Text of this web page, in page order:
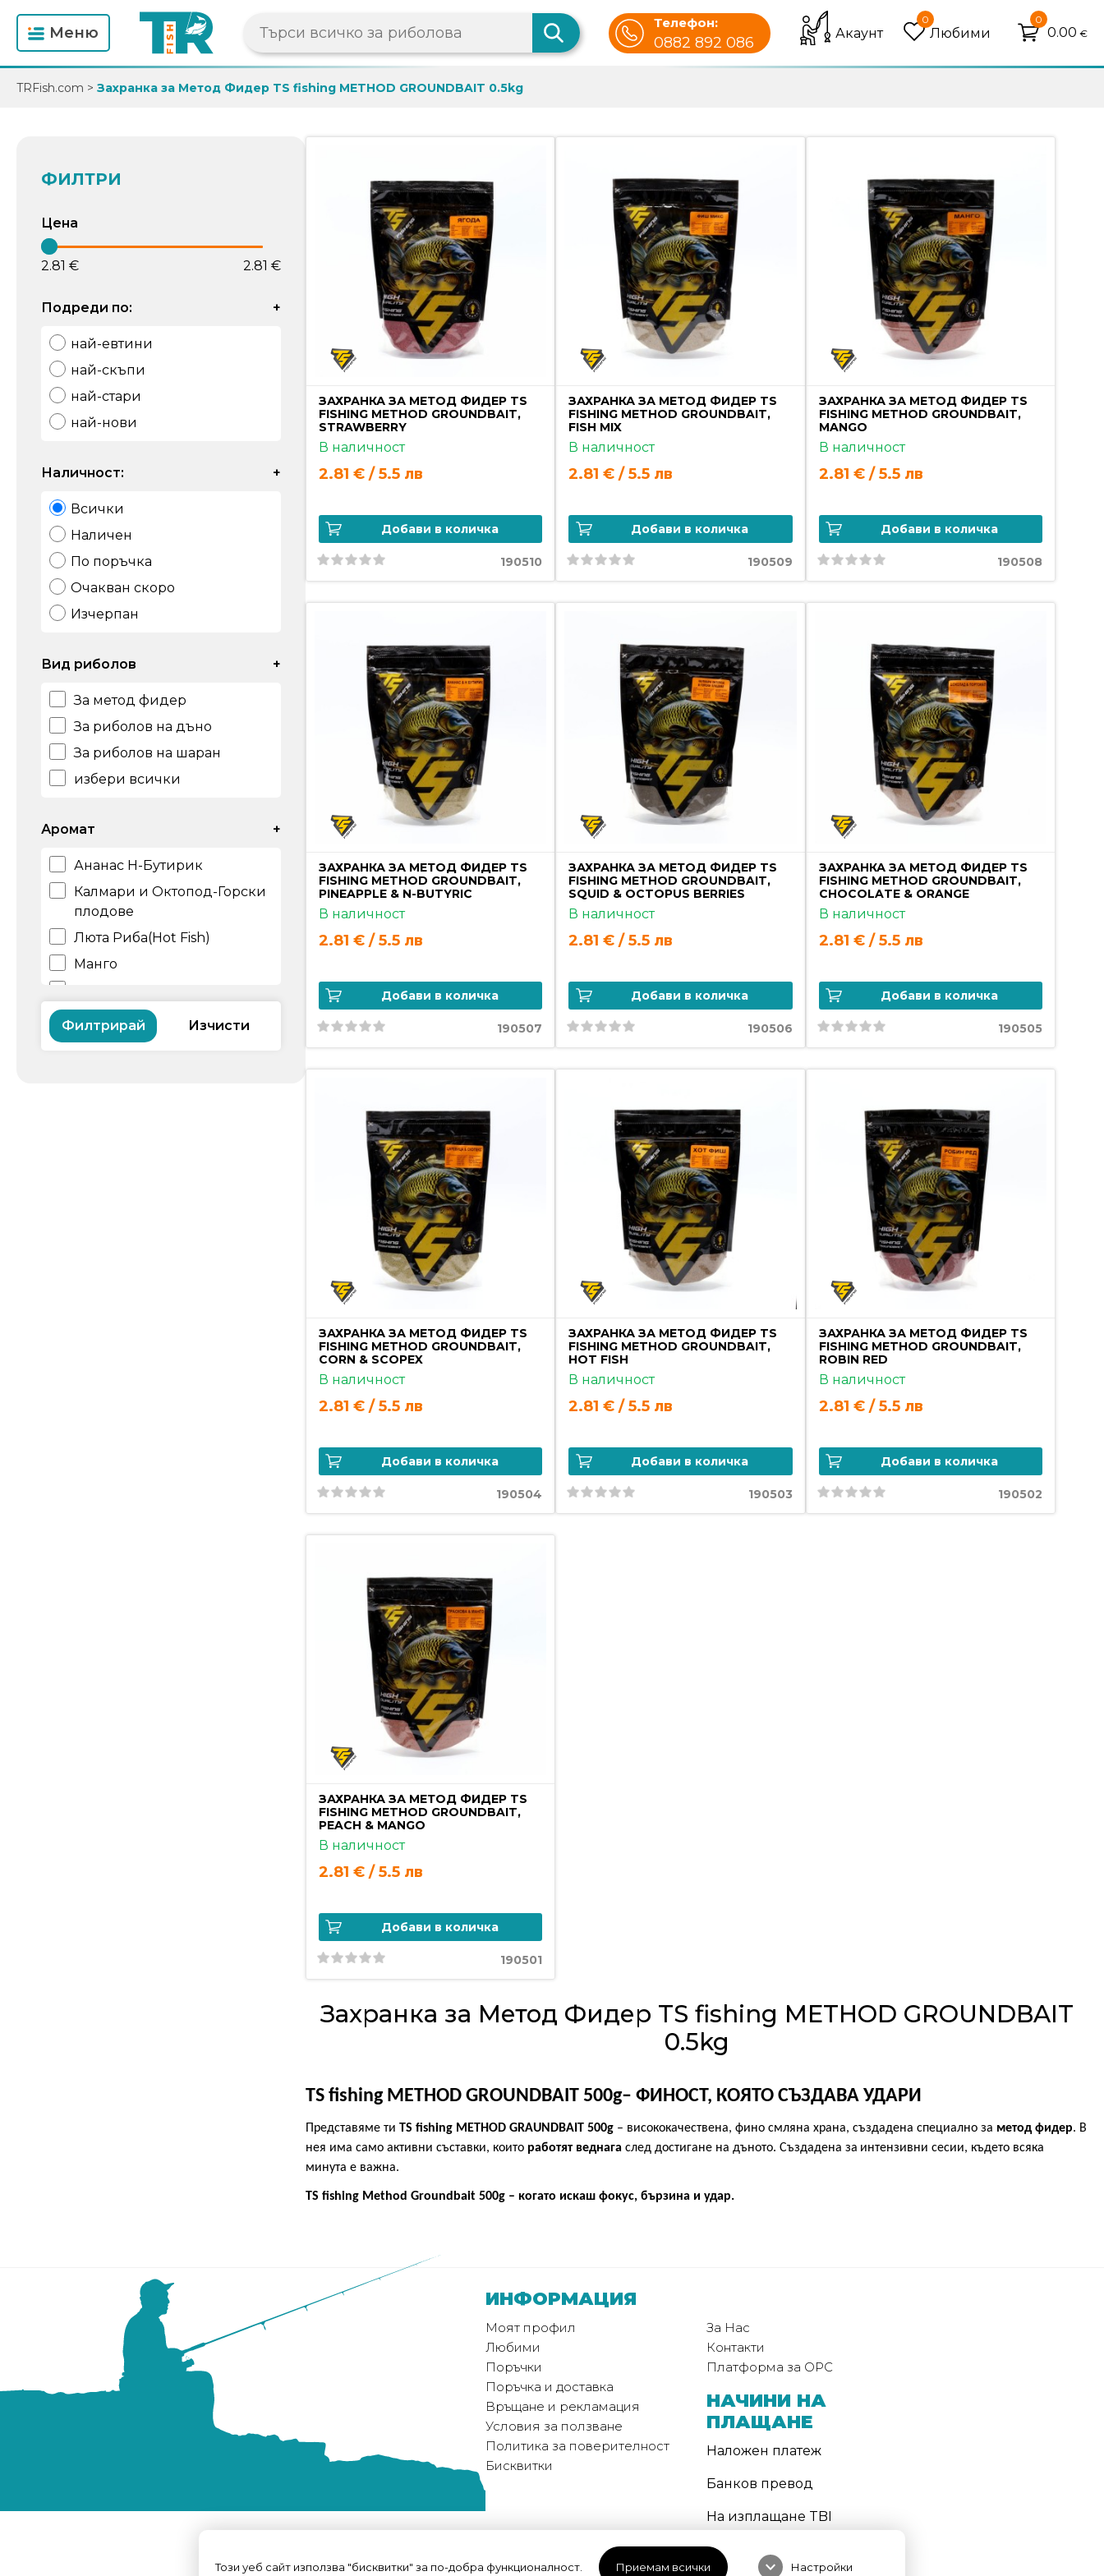
Този уеб сайт използва "бисквитки" за по-добра функционалност. Приемам всички expand_more Настройки
Mеню
Телефон:
0882 892 086
Акаунт
0
Любими
0
0.00 €
TRFish.com > Захранка за Метод Фидер TS fishing METHOD GROUNDBAIT 0.5kg
ФИЛТРИ
Цена
2.81 € 2.81 €
Подреди по: +
най-евтини
най-скъпи
най-стари
най-нови
Наличност: +
Всички
Наличен
По поръчка
Очакван скоро
Изчерпан
Вид риболов +
За метод фидер
За риболов на дъно
За риболов на шаран
избери всички
Аромат +
Ананас Н-Бутирик
Калмари и Октопод-Горски
плодове
Люта Риба(Hot Fish)
Манго
Рибен Микс(Fish Mix)
Робин Ред
Филтрирай
ЗАХРАНКА ЗА МЕТОД ФИДЕР TS
FISHING METHOD GROUNDBAIT,
STRAWBERRY
В наличност
2.81 € / 5.5 лв
Добави в количка
190510
ЗАХРАНКА ЗА МЕТОД ФИДЕР TS
FISHING METHOD GROUNDBAIT,
FISH MIX
В наличност
2.81 € / 5.5 лв
Добави в количка
190509
ЗАХРАНКА ЗА МЕТОД ФИДЕР TS
FISHING METHOD GROUNDBAIT,
MANGO
В наличност
2.81 € / 5.5 лв
Добави в количка
190508
ЗАХРАНКА ЗА МЕТОД ФИДЕР TS
FISHING METHOD GROUNDBAIT,
PINEAPPLE & N-BUTYRIC
В наличност
2.81 € / 5.5 лв
Добави в количка
190507
ЗАХРАНКА ЗА МЕТОД ФИДЕР TS
FISHING METHOD GROUNDBAIT,
SQUID & OCTOPUS BERRIES
В наличност
2.81 € / 5.5 лв
Добави в количка
190506
ЗАХРАНКА ЗА МЕТОД ФИДЕР TS
FISHING METHOD GROUNDBAIT,
CHOCOLATE & ORANGE
В наличност
2.81 € / 5.5 лв
Добави в количка
190505
ЗАХРАНКА ЗА МЕТОД ФИДЕР TS
FISHING METHOD GROUNDBAIT,
CORN & SCOPEX
В наличност
2.81 € / 5.5 лв
Добави в количка
190504
ЗАХРАНКА ЗА МЕТОД ФИДЕР TS
FISHING METHOD GROUNDBAIT,
HOT FISH
В наличност
2.81 € / 5.5 лв
Добави в количка
190503
ЗАХРАНКА ЗА МЕТОД ФИДЕР TS
FISHING METHOD GROUNDBAIT,
ROBIN RED
В наличност
2.81 € / 5.5 лв
Добави в количка
190502
ЗАХРАНКА ЗА МЕТОД ФИДЕР TS
FISHING METHOD GROUNDBAIT,
PEACH & MANGO
В наличност
2.81 € / 5.5 лв
Добави в количка
190501
Захранка за Метод Фидер TS fishing METHOD GROUNDBAIT
0.5kg
TS fishing METHOD GROUNDBAIT 500g– ФИНОСТ, КОЯТО СЪЗДАВА УДАРИ
Представяме ти TS fishing METHOD GRAUNDBAIT 500g – висококачествена, фино смляна храна, създадена специално за метод фидер. В
нея има само активни съставки, които работят веднага след достигане на дъното. Създадена за интензивни сесии, където всяка
минута е важна.
TS fishing Method Groundbait 500g – когато искаш фокус, бързина и удар.
ИНФОРМАЦИЯ
Моят профил
Любими
Поръчки
Поръчка и доставка
Връщане и рекламация
Условия за ползване
Политика за поверителност
Бисквитки
За Нас
Контакти
Платформа за ОРС
НАЧИНИ НА
ПЛАЩАНЕ
Наложен платеж
Банков превод
На изплащане TBI
МЕТОД НА
ДОСТАВКА